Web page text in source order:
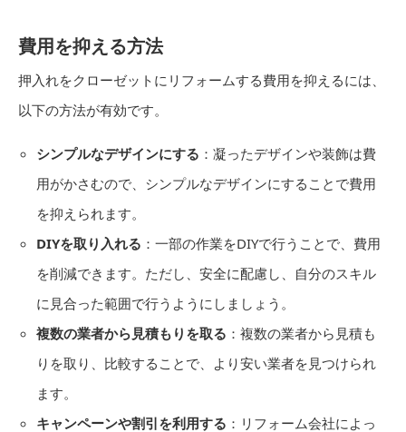
費用を抑える方法
押入れをクローゼットにリフォームする費用を抑えるには、
以下の方法が有効です。
シンプルなデザインにする ：凝ったデザインや装飾は費
用がかさむので、シンプルなデザインにすることで費用
を抑えられます。
DIYを取り入れる ：一部の作業をDIYで行うことで、費用
を削減できます。ただし、安全に配慮し、自分のスキル
に見合った範囲で行うようにしましょう。
複数の業者から見積もりを取る ：複数の業者から見積も
りを取り、比較することで、より安い業者を見つけられ
ます。
キャンペーンや割引を利用する ：リフォーム会社によっ